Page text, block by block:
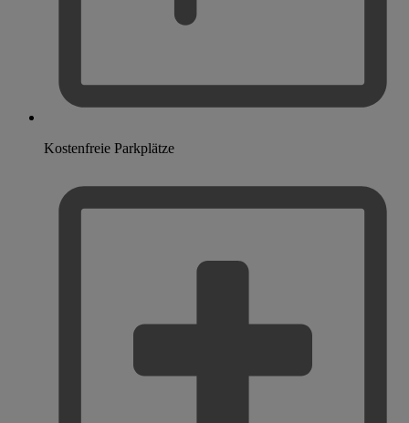
Kostenfreie Parkplätze